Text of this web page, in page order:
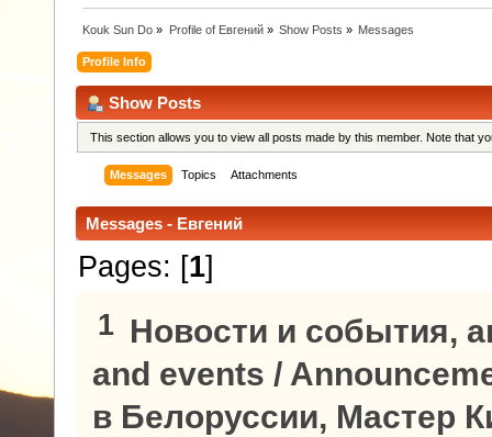
Kouk Sun Do » Profile of Евгений» Show Posts » Messages
Profile Info
Show Posts
This section allows you to view all posts made by this member. Note that
Messages Topics Attachments
Messages - Евгений
Pages: [1]
1 Новости и события,
and events /
в Белоруссии, Мастер